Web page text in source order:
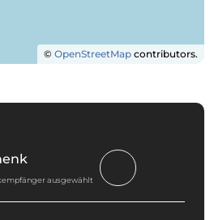
© OpenStreetMap contributors.
ausgewählt